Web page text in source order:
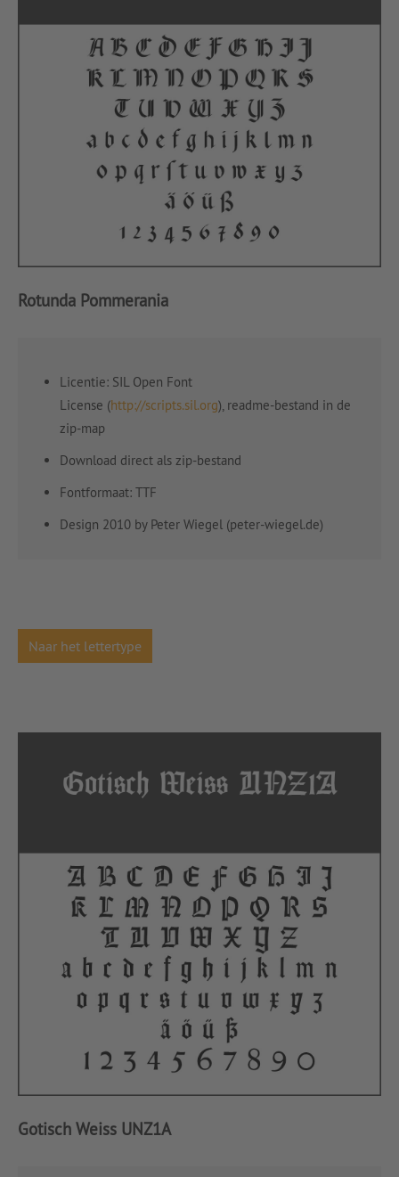
Rotunda Pommerania
Licentie: SIL Open Font
License (http://scripts.sil.org), readme-bestand in de
zip-map
Download direct als zip-bestand
Fontformaat: TTF
Design 2010 by Peter Wiegel (peter-wiegel.de)
Naar het lettertype
Gotisch Weiss UNZ1A